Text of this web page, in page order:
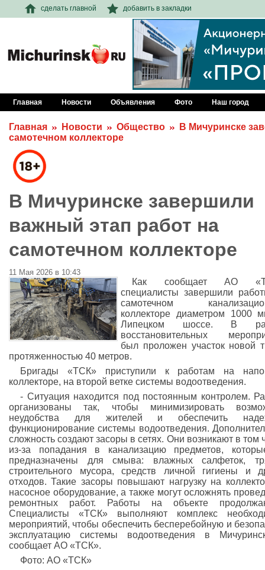
сделать главной добавить в закладки
Главная Новости Объявления Фото Наш город
Главная Новости Общество
В Мичуринске
самотечном коллекторе
В Мичуринске завершили
важный этап работ на
самотечном коллекторе
11 Мая 2026 в 10:43
Как сообщает АО
специалисты завершили
самотечном
коллекторе диаметром 1000
Липецком шоссе. В
восстановительных
был проложен участок новой
протяженностью 40 метров.
Бригады «ТСК» приступили к работам на
коллекторе, на второй ветке системы водоотведения.
- Ситуация находится под постоянным контролем.
организованы так, чтобы минимизировать
неудобства для жителей и обеспечить
функционирование системы водоотведения.
сложность создают засоры в сетях. Они возникают в том
из-за попадания в канализацию предметов,
предназначены для смыва: влажных салфеток,
строительного мусора, средств личной гигиены и
отходов. Такие засоры повышают нагрузку на
насосное оборудование, а также могут осложнять
ремонтных работ. Работы на объекте
Специалисты «ТСК» выполняют комплекс
мероприятий, чтобы обеспечить бесперебойную и
эксплуатацию системы водоотведения в
сообщает АО «ТСК».
Фото: АО «ТСК»